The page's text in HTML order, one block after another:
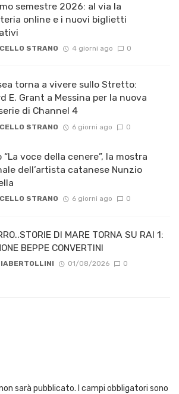
semestre 2026: al via la
online e i nuovi biglietti
STRANO 4 giorni ago 0
torna a vivere sullo Stretto:
E. Grant a Messina per la nuova
di Channel 4
STRANO 6 giorni ago 0
“La voce della cenere”, la mostra
dell’artista catanese Nunzio
STRANO 6 giorni ago 0
DI MARE TORNA SU RAI 1:
BEPPE CONVERTINI
01/08/2026 0
sarà pubblicato. I campi obbligatori sono